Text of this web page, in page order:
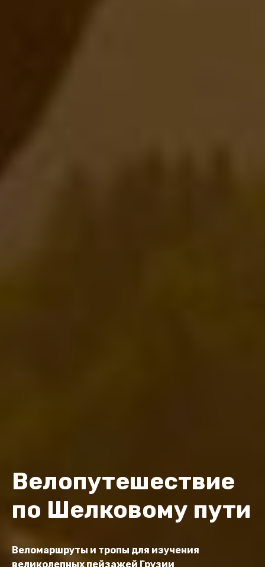
Велопутешествие
по Шелковому пути
Веломаршруты и тропы для изучения
великолепных пейзажей Грузии